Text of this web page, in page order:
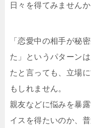
日々を得てみませんか
「恋愛中の相手が秘
た」というパターン
たと言っても、立場
もしれません。
親友などに悩みを暴
イスを得たいのか、